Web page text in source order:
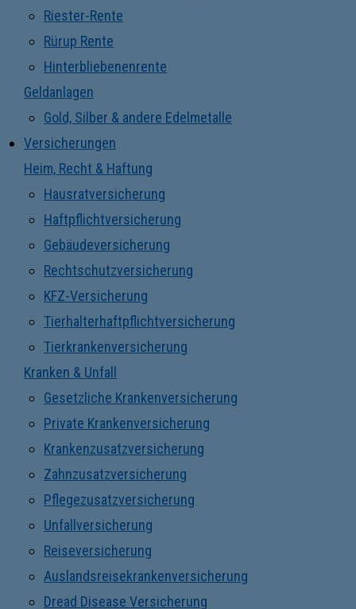
Riester-Rente
Rürup Rente
Hinterbliebenenrente
Geldanlagen
Gold, Silber & andere Edelmetalle
Versicherungen
Heim, Recht & Haftung
Hausratversicherung
Haftpflichtversicherung
Gebäudeversicherung
Rechtschutzversicherung
KFZ-Versicherung
Tierhalterhaftpflichtversicherung
Tierkrankenversicherung
Kranken & Unfall
Gesetzliche Krankenversicherung
Private Krankenversicherung
Krankenzusatzversicherung
Zahnzusatzversicherung
Pflegezusatzversicherung
Unfallversicherung
Reiseversicherung
Auslandsreisekrankenversicherung
Dread Disease Versicherung